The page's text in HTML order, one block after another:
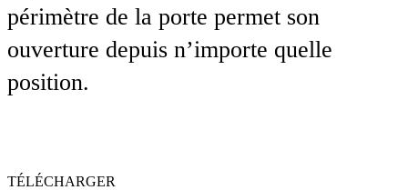
périmètre de la porte permet son
ouverture depuis n’importe quelle
position.
TÉLÉCHARGER